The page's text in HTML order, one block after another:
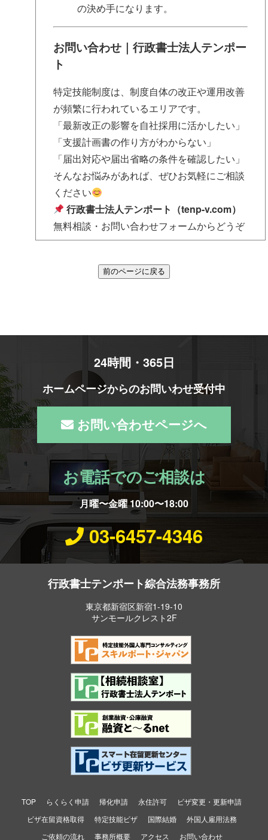
の決め手になります。
お問い合わせ｜行政書士法人テンポー
ト
特定技能制度は、制度自体の改正や運用改善
が頻繁に行われているエリアです。
「最新改正の影響を自社採用に活かしたい」
「支援計画書の作り方がわからない」
「届出対応や届出省略の条件を確認したい」
そんなお悩みがあれば、ぜひお気軽にご相談
ください
行政書士法人テンポート（tenp-v.com）
無料相談・お問い合わせフォームからどうぞ
24時間・365日
ホームページからのお問いわせ受付中
お問い合わせページへ
お電話でのご相談は
月曜〜金曜 10:00〜18:00
03-6457-4346
行政書士テンポート綜合法務事務所
東京都新宿区新宿1-19-10
サンモールクレスト2F
TOP らくらく申請 帰化申請 永住許可
ビザ変更・更新申請
ビザ在留資格取得
特定技能ビザ 国際結婚
外国人雇用法務
ご依頼の流れ
事務所概要 アクセス お問い合わせ